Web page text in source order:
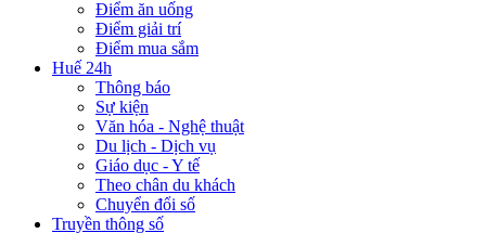
Điểm ăn uống
Điểm giải trí
Điểm mua sắm
Huế 24h
Thông báo
Sự kiện
Văn hóa - Nghệ thuật
Du lịch - Dịch vụ
Giáo dục - Y tế
Theo chân du khách
Chuyển đổi số
Truyền thông số